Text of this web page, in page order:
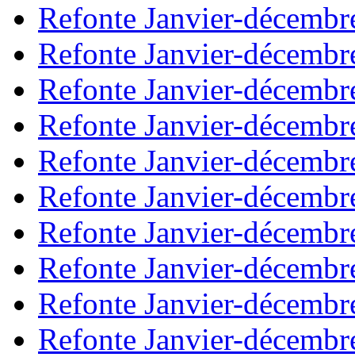
Refonte Janvier-
Refonte Janvier-
Refonte Janvier-
Refonte Janvier-
Refonte Janvier-
Refonte Janvier-
Refonte Janvier-
Refonte Janvier-
Refonte Janvier-
Refonte Janvier-